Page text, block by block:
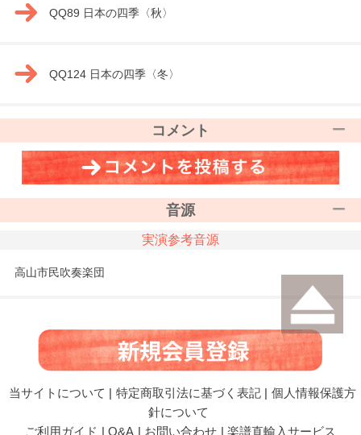
QQ89 日本の四季〈秋〉
QQ124 日本の四季〈冬〉
コメント
音源
実演参考音源
高山市民吹奏楽団
当サイトについて | 特定商取引法に基づく表記 | 個人情報保護方
針について
ご利用ガイド | Q&A | お問い合わせ | 楽譜直輸入サービス